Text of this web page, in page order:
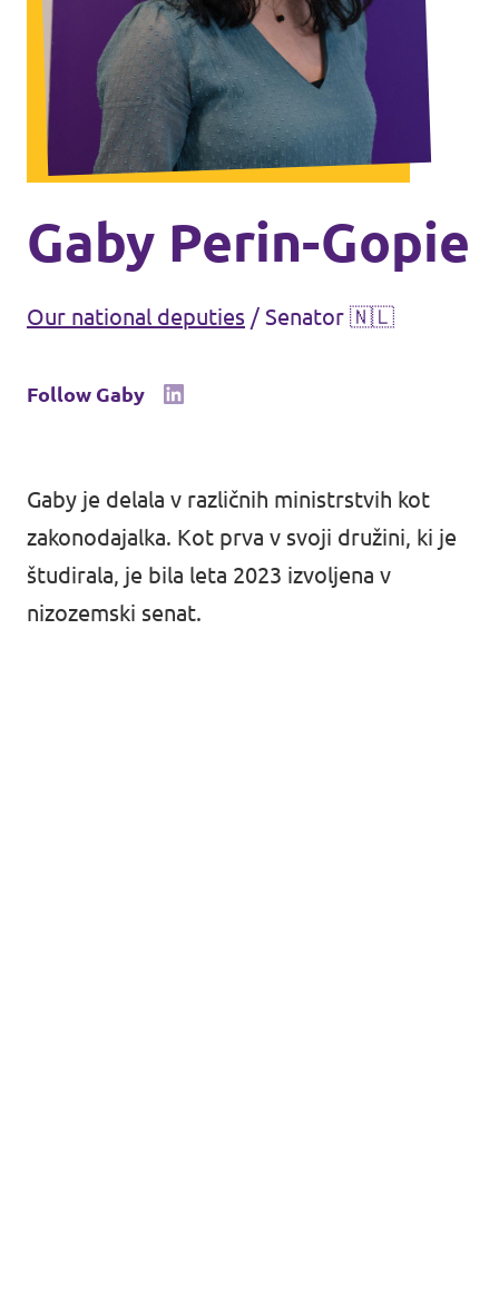
Events
Support us
Gaby Perin-Gopie
Our national deputies / Senator 🇳🇱
Follow Gaby
Gaby je delala v različnih ministrstvih kot
zakonodajalka. Kot prva v svoji družini, ki je
študirala, je bila leta 2023 izvoljena v
nizozemski senat.